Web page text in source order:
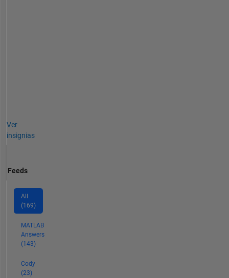
Ver
insignias
Feeds
All
(169)
MATLAB
Answers
(143)
Cody
(23)